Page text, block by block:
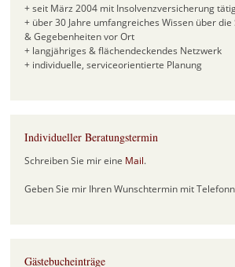
+ seit März 2004 mit Insolvenzversicherung
+ über 30 Jahre umfangreiches Wissen über
& Gegebenheiten vor Ort
+ langjähriges & flächendeckendes Netzwerk
+ individuelle, serviceorientierte Planung
Individueller Beratungstermin
Schreiben Sie mir eine Mail.
Geben Sie mir Ihren Wunschtermin mit
Gästebucheinträge